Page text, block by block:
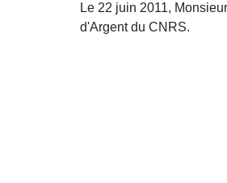
Le 22 juin 2011,
d'Argent du CNRS.